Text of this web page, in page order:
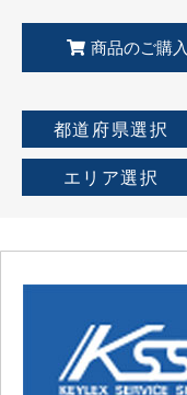
商品のご購入
都道府県選択
エリア選択